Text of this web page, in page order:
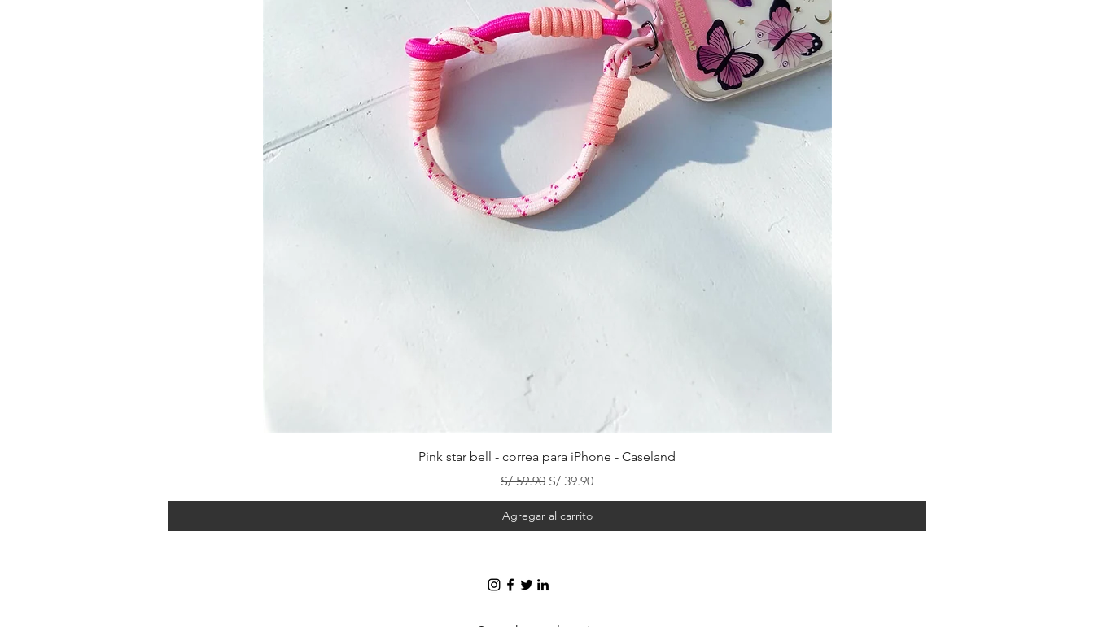
Vista rápida
Pink star bell - correa para iPhone - Caseland
Precio
S/ 59.90 Precio de oferta
S/ 39.90
Agregar al carrito